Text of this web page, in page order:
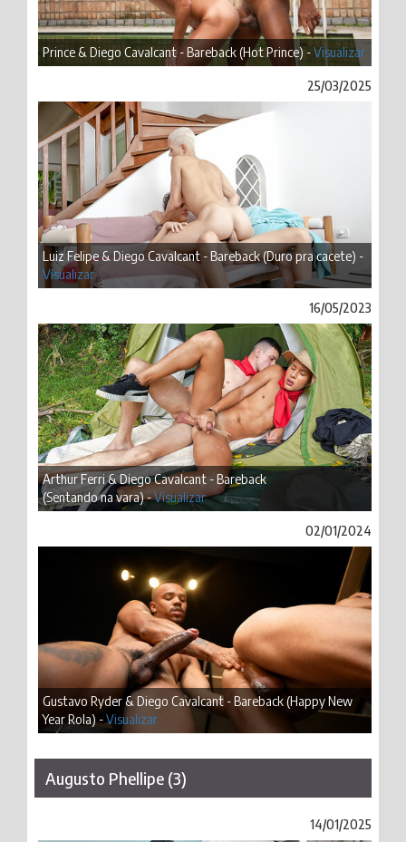
Prince & Diego Cavalcant - Bareback (Hot Prince) -Visualizar
25/03/2025
Luiz Felipe & Diego Cavalcant - Bareback (Duro pra cacete) -
Visualizar
16/05/2023
Arthur Ferri & Diego Cavalcant - Bareback
(Sentando na vara) -Visualizar
02/01/2024
Gustavo Ryder & Diego Cavalcant - Bareback (Happy New
Year Rola) -Visualizar
Augusto Phellipe (3)
14/01/2025